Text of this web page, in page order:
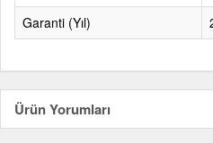
Garanti (Yıl)
Ürün Yorumları